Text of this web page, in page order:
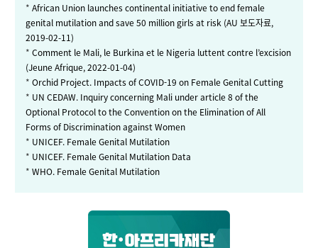
* African Union launches continental initiative to end female
genital mutilation and save 50 million girls at risk (AU 보도자료,
2019-02-11)
* Comment le Mali, le Burkina et le Nigeria luttent contre l’excision
(Jeune Afrique, 2022-01-04)
* Orchid Project. Impacts of COVID-19 on Female Genital Cutting
* UN CEDAW. Inquiry concerning Mali under article 8 of the
Optional Protocol to the Convention on the Elimination of All
Forms of Discrimination against Women
* UNICEF. Female Genital Mutilation
* UNICEF. Female Genital Mutilation Data
* WHO. Female Genital Mutilation